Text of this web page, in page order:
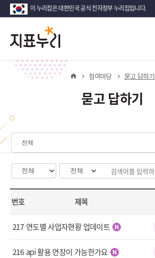
이 누리집은 대한민국 공식 전자정부 누리집입니다.
지
표
리
다
시
한
민
국
의
나
라
참여마당 묻고 답하기
묻고 답하기
선
택
카
테
택
번호 제목
217 연도별 사업자현황 업데이트
216 api 활용 연장이 가능한가요